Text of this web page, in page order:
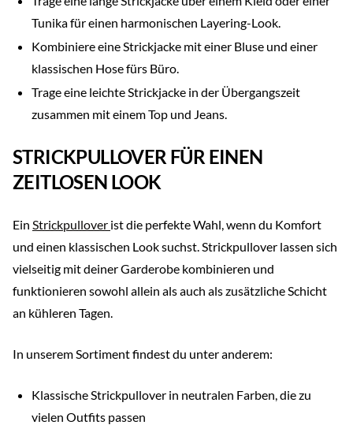
Tunika für einen harmonischen Layering-Look.
Kombiniere eine Strickjacke mit einer Bluse und einer
klassischen Hose fürs Büro.
Trage eine leichte Strickjacke in der Übergangszeit
zusammen mit einem Top und Jeans.
STRICKPULLOVER FÜR EINEN
ZEITLOSEN LOOK
Ein Strickpullover ist die perfekte Wahl, wenn du Komfort
und einen klassischen Look suchst. Strickpullover lassen sich
vielseitig mit deiner Garderobe kombinieren und
funktionieren sowohl allein als auch als zusätzliche Schicht
an kühleren Tagen.
In unserem Sortiment findest du unter anderem:
Klassische Strickpullover in neutralen Farben, die zu
vielen Outfits passen